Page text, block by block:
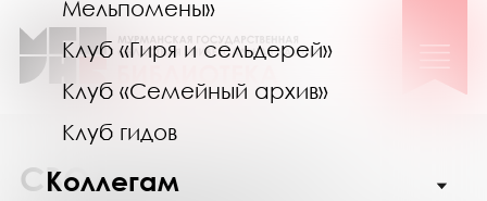
Мельпомены»
Клуб «Гиря и сельдерей»
Клуб «Семейный архив»
Клуб гидов
Коллегам
СВОДНЫЙ КАТАЛОГ